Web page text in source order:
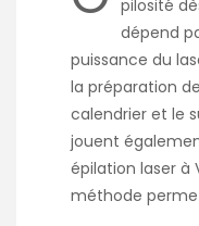
pilosité
dépend
puissance du
la préparation
calendrier et le
jouent
épilation laser à
méthode